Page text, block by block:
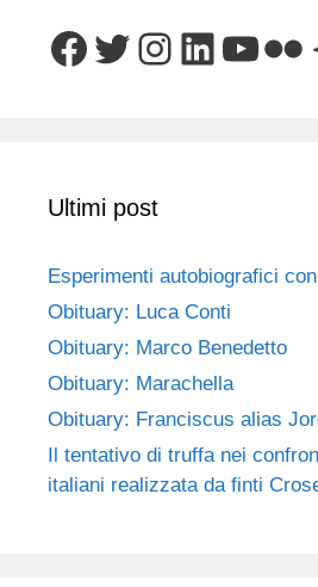
Facebook
Twitter
Ultimi post
Esperimenti autobiografici
Obituary: Luca Conti
Obituary: Marco Benedetto
Obituary: Marachella
Obituary: Franciscus alias
Il tentativo di truffa nei
italiani realizzata da finti